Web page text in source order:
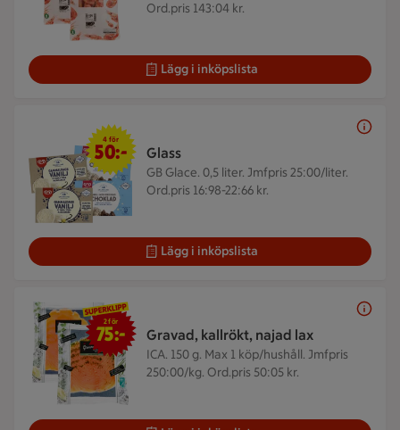
Ord.pris 143:04 kr.
Lägg i inköpslista
Glass
GB Glace. 0,5 liter. Jmfpris 25:00/liter.
Ord.pris 16:98-22:66 kr.
4 för 50 kr
4 för
50:-
Lägg i inköpslista
Gravad, kallrökt, najad lax
ICA. 150 g. Max 1 köp/hushåll. Jmfpris
250:00/kg. Ord.pris 50:05 kr.
2 för 75 kr
2 för
75:-